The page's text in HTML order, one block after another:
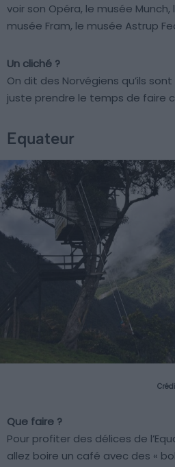
voir son Opéra, le musée
musée Fram, le musée Astrup
Un cliché ?
On dit des Norvégiens qu’ils
juste prendre le temps de faire
Equateur
Que faire ?
Pour profiter des délices de
allez boire un café avec des «